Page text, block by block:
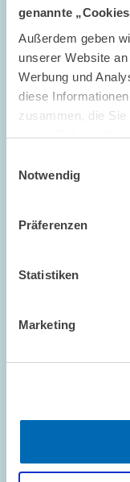
genannte
Außerdem geben
unserer Website
Werbung und
diese
zusammen, die Sie
sie im Rahmen
Notwendig
Präferenzen
Statistiken
Marketing
FORSCHUNG //
Informations-
In den vergangenen
bei der Verbreitung
IKT
geregelten Ablauf
und die Interessen
schützen soll, greift